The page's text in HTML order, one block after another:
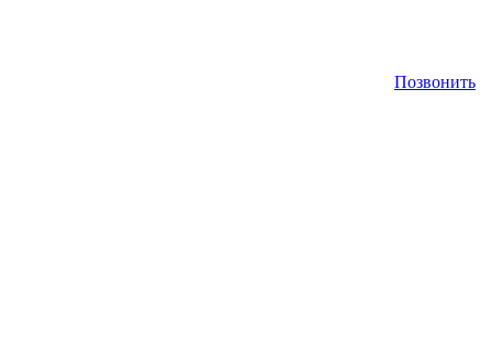
Позвонить